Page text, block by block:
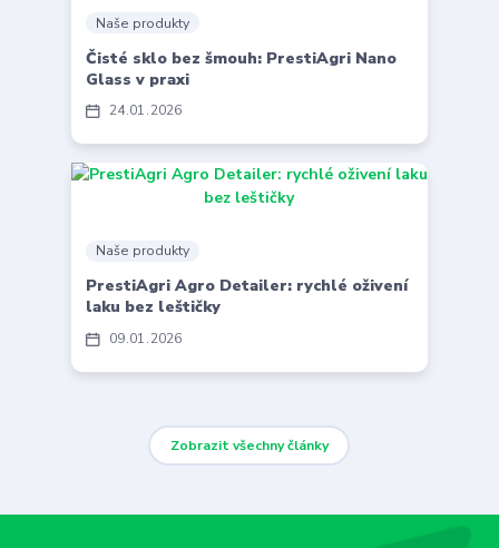
24 01 2026
Naše produkty
Čisté sklo bez šmouh: PrestiAgri Nano
Glass v praxi
09 01 2026
Naše produkty
PrestiAgri Agro Detailer: rychlé oživení
laku bez leštičky
Zobrazit všechny články